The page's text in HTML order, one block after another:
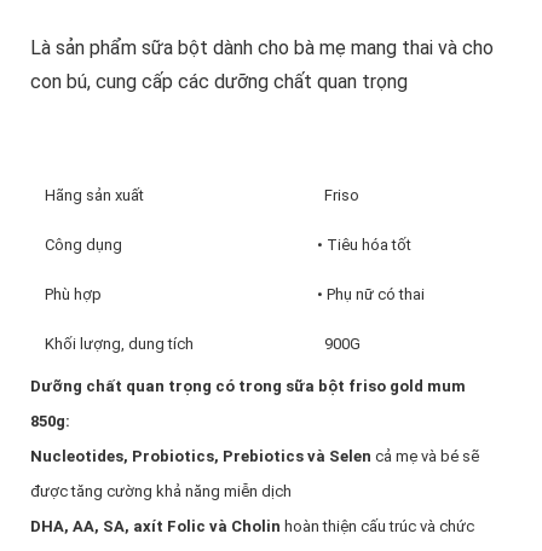
Là sản phẩm sữa bột dành cho bà mẹ mang thai và cho
con bú, cung cấp các dưỡng chất quan trọng
Hãng sản xuất Friso
Công dụng • Tiêu hóa tốt
Phù hợp • Phụ nữ có thai
Khối lượng, dung tích 900G
Dưỡng chất quan trọng có trong sữa bột friso gold mum
850g:
Nucleotides, Probiotics, Prebiotics và Selen cả mẹ và bé sẽ
được tăng cường khả năng miễn dịch
DHA, AA, SA, axít Folic và Cholin hoàn thiện cấu trúc và chức